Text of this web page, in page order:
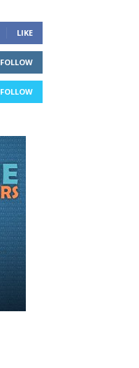
LIKE
FOLLOW
FOLLOW